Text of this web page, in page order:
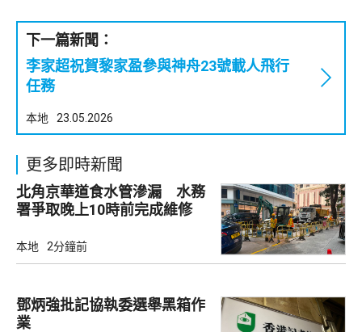
下一篇新聞：
李家超祝賀黎家盈參與神舟23號載人飛行
任務
本地 23.05.2026
更多即時新聞
北角京華道食水管滲漏 水務
署爭取晚上10時前完成維修
本地 2分鐘前
鄧炳強批記協執委選舉黑箱作
業